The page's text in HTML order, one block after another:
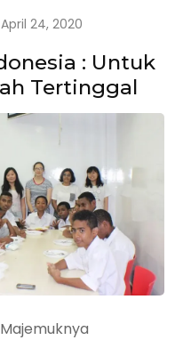
April 24, 2020
: Untuk
Tertinggal